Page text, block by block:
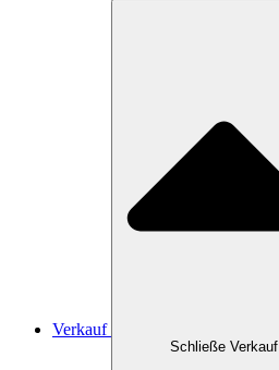
Verkauf
Schließe Verkauf